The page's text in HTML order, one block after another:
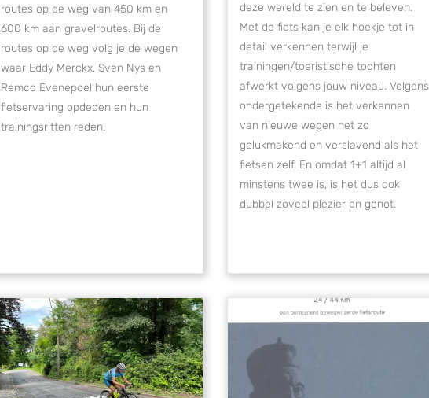
routes op de weg van 450 km en
600 km aan gravelroutes. Bij de
routes op de weg volg je de wegen
waar Eddy Merckx, Sven Nys en
Remco Evenepoel hun eerste
fietservaring opdeden en hun
trainingsritten reden.
deze wereld te zien en te beleven.
Met de fiets kan je elk hoekje tot in
detail verkennen terwijl je
trainingen/toeristische tochten
afwerkt volgens jouw niveau. Volgens
ondergetekende is het verkennen
van nieuwe wegen net zo
gelukmakend en verslavend als het
fietsen zelf. En omdat 1+1 altijd al
minstens twee is, is het dus ook
dubbel zoveel plezier en genot.